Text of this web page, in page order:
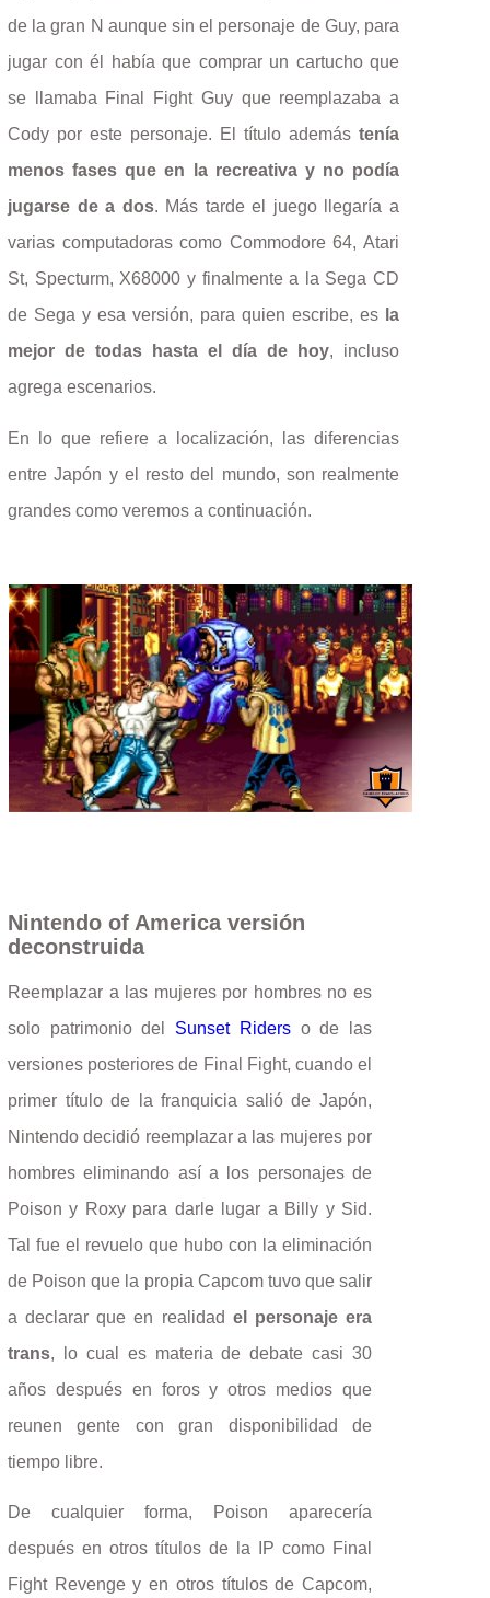
de la gran N aunque sin el personaje de Guy, para
jugar con él había que comprar un cartucho que
se llamaba Final Fight Guy que reemplazaba a
Cody por este personaje. El título además tenía
menos fases que en la recreativa y no podía
jugarse de a dos. Más tarde el juego llegaría a
varias computadoras como Commodore 64, Atari
St, Specturm, X68000 y finalmente a la Sega CD
de Sega y esa versión, para quien escribe, es la
mejor de todas hasta el día de hoy, incluso
agrega escenarios.
En lo que refiere a localización, las diferencias
entre Japón y el resto del mundo, son realmente
grandes como veremos a continuación.
Nintendo of America versión
deconstruida
Reemplazar a las mujeres por hombres no es
solo patrimonio del Sunset Riderso de las
versiones posteriores de Final Fight, cuando el
primer título de la franquicia salió de Japón,
Nintendo decidió reemplazar a las mujeres por
hombres eliminando así a los personajes de
Poison y Roxy para darle lugar a Billy y Sid.
Tal fue el revuelo que hubo con la eliminación
de Poison que la propia Capcom tuvo que salir
a declarar que en realidad el personaje era
trans, lo cual es materia de debate casi 30
años después en foros y otros medios que
reunen gente con gran disponibilidad de
tiempo libre.
De cualquier forma, Poison aparecería
después en otros títulos de la IP como Final
Fight Revenge y en otros títulos de Capcom,